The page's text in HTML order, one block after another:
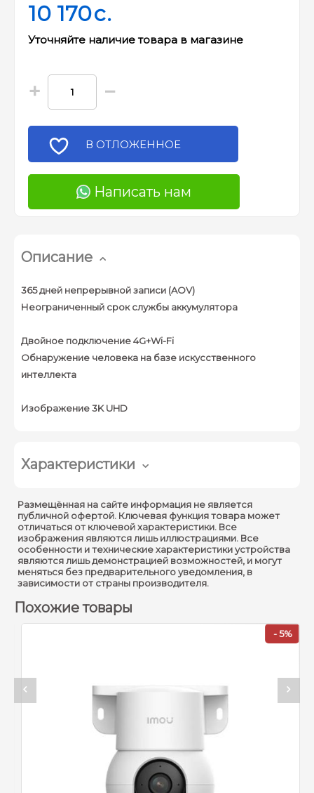
10 170c.
Уточняйте наличие товара в магазине
+ −
В ОТЛОЖЕННОЕ
Написать нам
Описание
365 дней непрерывной записи (AOV)
Неограниченный срок службы аккумулятора
Двойное подключение 4G+Wi-Fi
Обнаружение человека на базе искусственного
интеллекта
Изображение 3K UHD
Характеристики
Матрица :
1/3" прогрессивная
CMOS
Разрешение : 5 МП (2880 × 1620)
Ночное видение : до 25 м (82 фута)
Объектив :
Поворот/наклон :
10000 мА·ч
IEEE 802.11b/g/n, 2,4 ГГц
Размещённая на сайте информация не является
публичной офертой. Ключевая функция товара может
отличаться от ключевой характеристики. Все
изображения являются лишь иллюстрациями. Все
особенности и технические характеристики устройства
являются лишь демонстрацией возможностей, и могут
меняться без предварительного уведомления, в
зависимости от страны производителя.
Похожие товары
- 5%